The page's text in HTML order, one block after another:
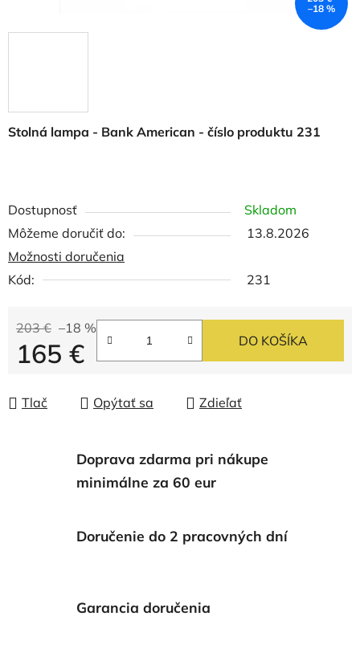
Stolná lampa - Bank American - číslo produktu 231
Dostupnosť
Skladom
Môžeme doručiť do:
13.8.2026
Možnosti doručenia
Kód:
231
203 € –18 %
165 € DO KOŠÍKA
Tlač Opýtať sa Zdieľať
–18 %
Doprava zdarma pri nákupe
minimálne za 60 eur
Doručenie do 2 pracovných dní
Garancia doručenia